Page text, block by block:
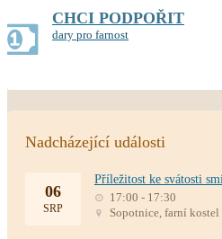
CHCI PODPOŘIT
dary pro farnost
Nadcházející události
06
SRP
Příležitost ke svátosti
17:00 - 17:30
Sopotnice, farní